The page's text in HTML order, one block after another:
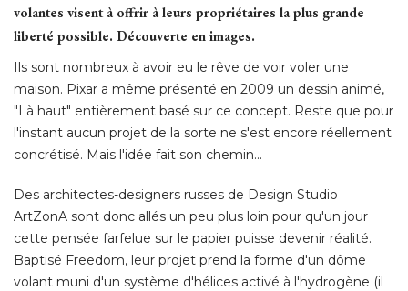
volantes visent à offrir à leurs propriétaires la plus grande
liberté possible. Découverte en images.
Ils sont nombreux à avoir eu le rêve de voir voler une
maison. Pixar a même présenté en 2009 un dessin animé,
"Là haut" entièrement basé sur ce concept. Reste que pour
l'instant aucun projet de la sorte ne s'est encore réellement
concrétisé. Mais l'idée fait son chemin...
Des architectes-designers russes de Design Studio
ArtZonA sont donc allés un peu plus loin pour qu'un jour
cette pensée farfelue sur le papier puisse devenir réalité.
Baptisé Freedom, leur projet prend la forme d'un dôme
volant muni d'un système d'hélices activé à l'hydrogène (il